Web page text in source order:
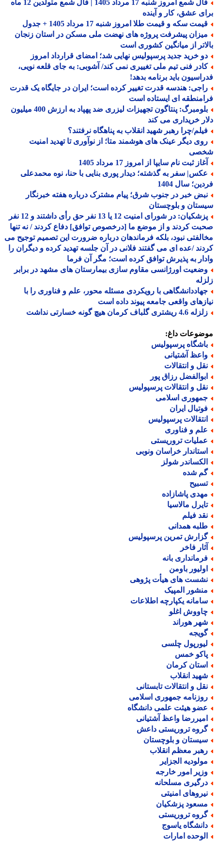
فال شمع امروز شنبه 17 مرداد 1405 | فال شمع متولدین 12 ماه
عشق، کار و آینده
سکه و قیمت طلا امروز شنبه 17 مرداد 1405 + جدول
پیشرفت پروژه های نهضت ملی مسکن در استان زنجان
از میانگین کشوری است
خرید جدید پرسپولیس نهایی شد؛ امضای قرارداد امروز
فنی تیم ملی تغییری نمی کند/ آشوبی: به جای قلعه نویی،
باید برنامه بدهد!
هندسه قدرت تغییر کرده است؛ ایران در جایگاه یک قدرت
ای ایستاده است
بلومبرگ: پنتاگون تجهیزات لیزری ضد پهپاد به ارزش 400 میلیون
خریداری می کند
چرا رهبر شهید انقلاب به پناهگاه نرفتند؟
دیگر عینک های هوشمند متا؛ از نوآوری تا تهدید امنیت
ثبت نام سایپا از امروز 17 مرداد 1405
سفر به گذشته؛ دیدار پوری بنایی با حنا، نوه محمدعلی
سال 1404
خبر در جنوب شرق؛ پیام مشترک درباره هفته خبرنگار
و بلوچستان
پزشکیان: در شورای امنیت 12 یا 13 نفر حق رأی داشتند و 12 نفر
کردند و از موضع ما [درخصوص توافق] دفاع کردند / نه تنها
نبود، بلکه فرماندهان درباره ضرورت این تصمیم توجیح می
/عده ای می گفتند فلانی در آن جلسه تهدید کرده و دیگران را
به پذیرش توافق کرده است؛ مگر آن فرما
اورژانسی مقاوم سازی بیمارستان های مشهد در برابر
با رویکردی مسئله محور، علم و فناوری را با
واقعی جامعه پیوند داده است
گلباف کرمان هیچ گونه خسارتی نداشت
داغ:
پرسپولیس
آشتیانی
و انتقالات
رزاق پور
و انتقالات پرسپولیس
اسلامی
ایران
پرسپولیس
و فناوری
تروریستی
خراسان ونوبی
شولز
شده
پاشازاده
مالاسیا
فیلم
همدانی
تمرین پرسپولیس
فاخر
بانه
باومن
های هیأت پژوهی
المپیک
یکپارچه اطلاعات
اغلو
هوراند
چلسی
خمس
کرمان
انقلاب
و انتقالات تابستانی
جمهوری اسلامی
هیئت علمی دانشگاه
واعظ آشتیانی
تروریستی داعش
و بلوچستان
معظم انقلاب
الجزایر
امور خارجه
مسلحانه
امنیتی
پزشکیان
تروریستی
یاسوج
امارات